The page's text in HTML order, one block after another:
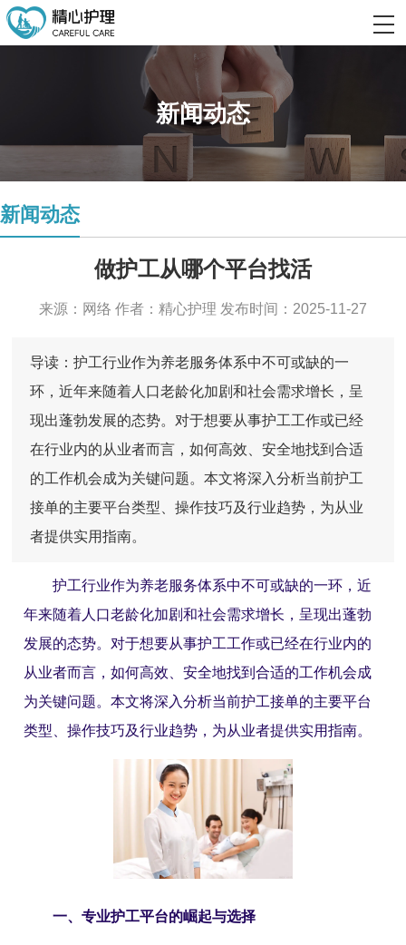
新闻动态
新闻动态
做护工从哪个平台找活
来源：网络 作者：精心护理 发布时间：2025-11-27
导读：护工行业作为养老服务体系中不可或缺的一
环，近年来随着人口老龄化加剧和社会需求增长，呈
现出蓬勃发展的态势。对于想要从事护工工作或已经
在行业内的从业者而言，如何高效、安全地找到合适
的工作机会成为关键问题。本文将深入分析当前护工
接单的主要平台类型、操作技巧及行业趋势，为从业
者提供实用指南。
护工行业作为养老服务体系中不可或缺的一环，近
年来随着人口老龄化加剧和社会需求增长，呈现出蓬勃
发展的态势。对于想要从事护工工作或已经在行业内的
从业者而言，如何高效、安全地找到合适的工作机会成
为关键问题。本文将深入分析当前护工接单的主要平台
类型、操作技巧及行业趋势，为从业者提供实用指南。
一、专业护工平台的崛起与选择